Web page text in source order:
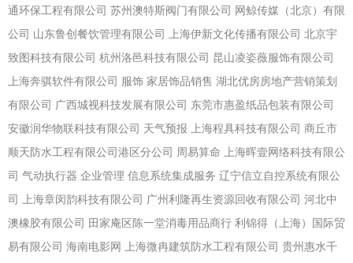
通环保工程有限公司 苏州澳特斯阀门有限公司 网鲸传媒（北京）有限
公司 山东鲁创餐饮管理有限公司 上海伊新文化传播有限公司 北京宇
致图科技有限公司 杭州洛邑科技有限公司 昆山凌姿薇服饰有限公司
上海奔骐软件有限公司 服饰 家居饰品销售 湖北优房房地产营销策划
有限公司 广西城视科技发展有限公司 东莞市惠盈纸品包装有限公司
安徽润华物联科技有限公司 天气预报 上海程具科技有限公司 商丘市
顺天防水工程有限公司港区分公司
周易算命
上海晖壹网络科技有限公
司 气动执行器 企业管理 信息系统集成服务 辽宁信立自控系统有限公
司
上海章闵韵科技有限公司 广州利隆再生资源回收有限公司 河北中
澳橡胶有限公司 田家庵区陈一堂消毒用品商行 利锦得（上海）国际贸
易有限公司 海南电影网 上海微冉建筑防水工程有限公司 贵州惠水千